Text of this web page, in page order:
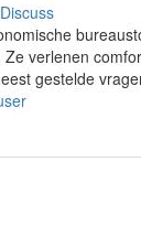
Discuss
verlenen
gestelde